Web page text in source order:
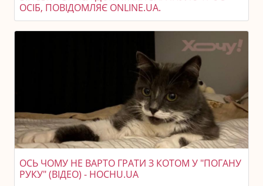
ОСІБ, ПОВІДОМЛЯЄ ONLINE.UA.
ОСЬ ЧОМУ НЕ ВАРТО ГРАТИ З КОТОМ У "ПОГАНУ
РУКУ" (ВІДЕО) - HOCHU.UA